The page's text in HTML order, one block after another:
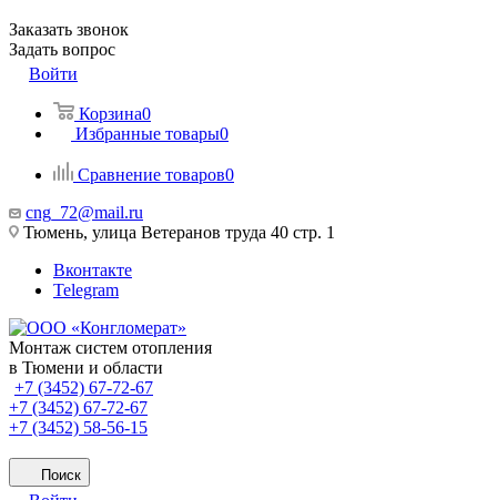
Заказать звонок
Задать вопрос
Войти
Корзина0
Избранные товары0
Сравнение товаров0
cng_72@mail.ru
Тюмень, улица Ветеранов труда 40 стр. 1
Вконтакте
Telegram
Монтаж систем отопления
в Тюмени и области
+7 (3452) 67-72-67
+7 (3452) 67-72-67
+7 (3452) 58-56-15
Поиск